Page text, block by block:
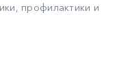
профилактики и